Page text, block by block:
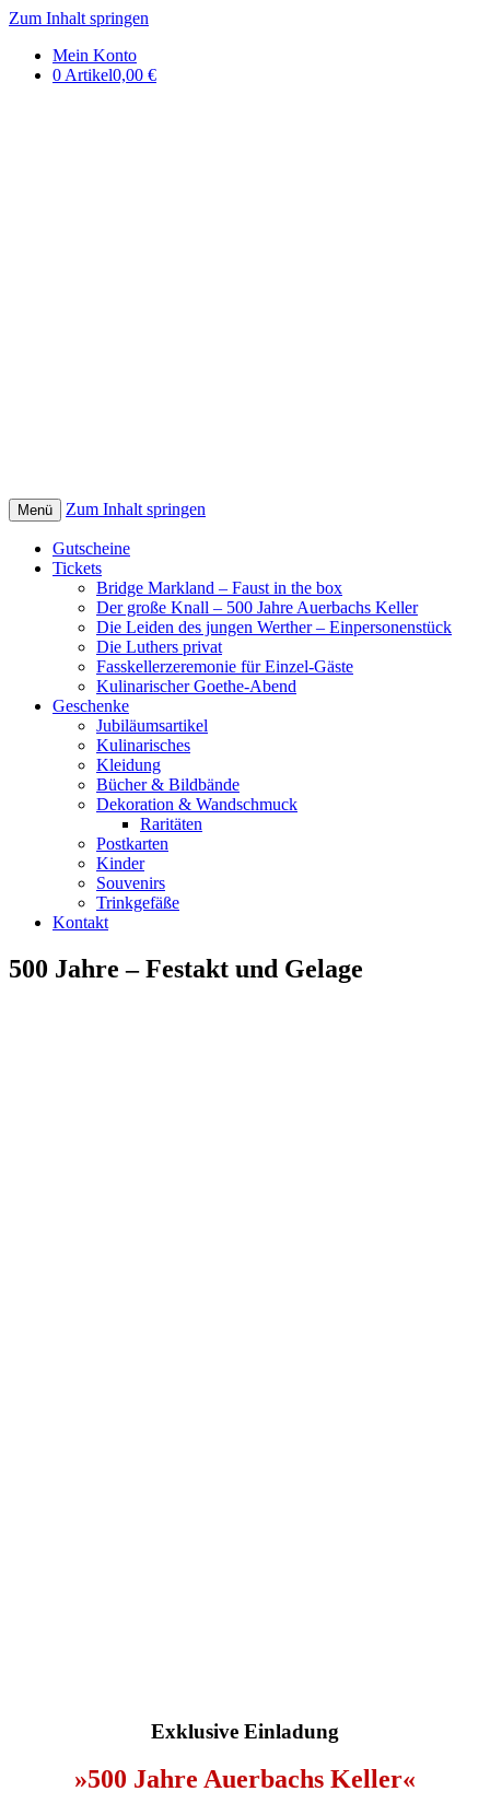
DE | Auerbachs Keller
Onlineshop
Zum Inhalt springen
Mein Konto
0 Artikel0,00 €
Menü Zum Inhalt springen
Gutscheine
Tickets
Bridge Markland – Faust in the box
Der große Knall – 500 Jahre Auerbachs Keller
Die Leiden des jungen Werther – Einpersonenstück
Die Luthers privat
Fasskellerzeremonie für Einzel-Gäste
Kulinarischer Goethe-Abend
Geschenke
Jubiläumsartikel
Kulinarisches
Kleidung
Bücher & Bildbände
Dekoration & Wandschmuck
Raritäten
Postkarten
Kinder
Souvenirs
Trinkgefäße
Kontakt
500 Jahre – Festakt und Gelage
Exklusive Einladung
»500 Jahre Auerbachs Keller«